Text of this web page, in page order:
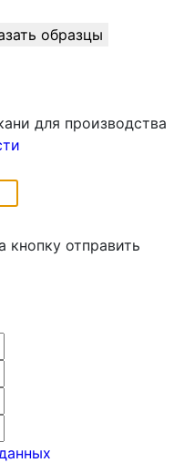
образцы
для производства
отправить